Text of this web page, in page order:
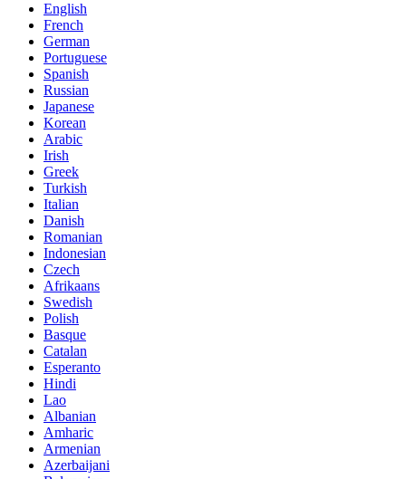
English
French
German
Portuguese
Spanish
Russian
Japanese
Korean
Arabic
Irish
Greek
Turkish
Italian
Danish
Romanian
Indonesian
Czech
Afrikaans
Swedish
Polish
Basque
Catalan
Esperanto
Hindi
Lao
Albanian
Amharic
Armenian
Azerbaijani